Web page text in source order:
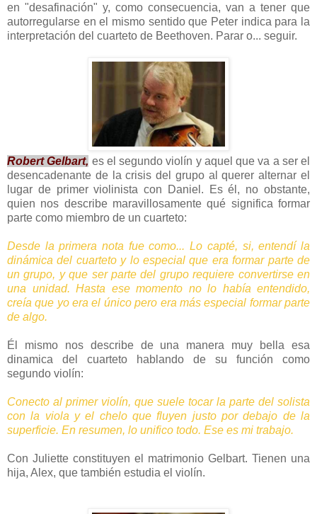
en "desafinación" y, como consecuencia, van a tener que
autorregularse en el mismo sentido que Peter indica para la
interpretación del cuarteto de Beethoven. Parar o... seguir.
Robert Gelbart, es el segundo violín y aquel que va a ser el
desencadenante de la crisis del grupo al querer alternar el
lugar de primer violinista con Daniel. Es él, no obstante,
quien nos describe maravillosamente qué significa formar
parte como miembro de un cuarteto:
Desde la primera nota fue como... Lo capté, si, entendí la
dinámica del cuarteto y lo especial que era formar parte de
un grupo, y que ser parte del grupo requiere convertirse en
una unidad. Hasta ese momento no lo había entendido,
creía que yo era el único pero era más especial formar parte
de algo.
Él mismo nos describe de una manera muy bella esa
dinamica del cuarteto hablando de su función como
segundo violín:
Conecto al primer violín, que suele tocar la parte del solista
con la viola y el chelo que fluyen justo por debajo de la
superficie. En resumen, lo unifico todo. Ese es mi trabajo.
Con Juliette constituyen el matrimonio Gelbart. Tienen una
hija, Alex, que también estudia el violín.